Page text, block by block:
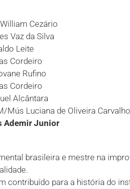
Cezário
Vaz da Silva
Leite
Cordeiro
Rufino
Cordeiro
Alcântara
Mús Luciana de Oliveira Carvalho
Ademir Junior
brasileira e mestre na
contribuído para a história do